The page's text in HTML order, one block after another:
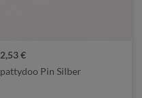
2,53 €
pattydoo Pin Silber